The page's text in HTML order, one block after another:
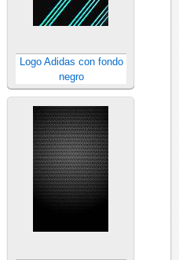
Logo Adidas con fondo
negro